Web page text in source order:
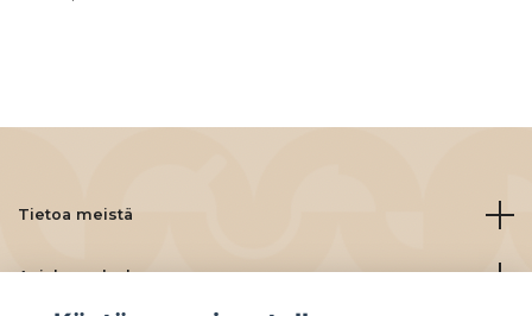
Tietoa meistä
Asiakaspalvelu